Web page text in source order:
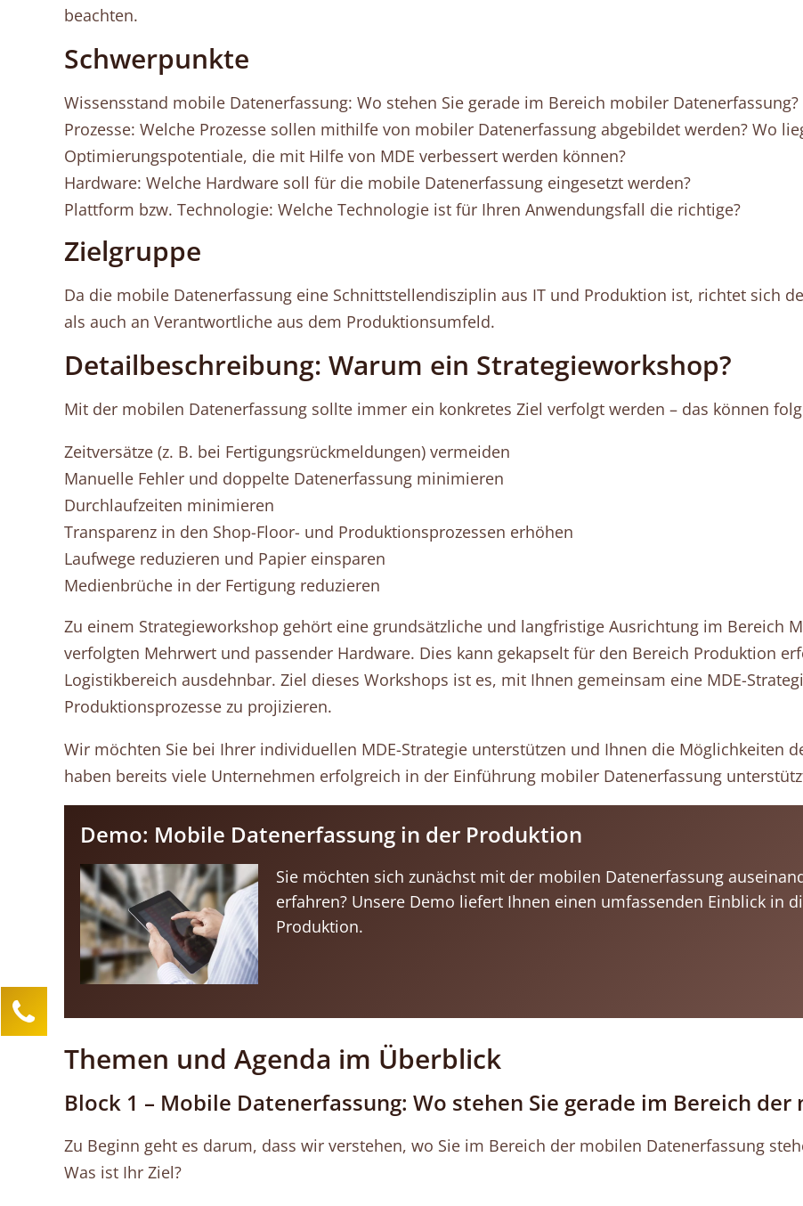
beachten.
Schwerpunkte
Wissensstand mobile Datenerfassung: Wo stehen Sie gerade im Bereich mobiler Datenerfassung?
Prozesse: Welche Prozesse sollen mithilfe von mobiler Datenerfassung abgebildet werden? Wo
Optimierungspotentiale, die mit Hilfe von MDE verbessert werden können?
Hardware: Welche Hardware soll für die mobile Datenerfassung eingesetzt werden?
Plattform bzw. Technologie: Welche Technologie ist für Ihren Anwendungsfall die richtige?
Zielgruppe
Da die mobile Datenerfassung eine Schnittstellendisziplin aus IT und Produktion ist, richtet sich
als auch an Verantwortliche aus dem Produktionsumfeld.
Detailbeschreibung: Warum ein Strategieworkshop?
Mit der mobilen Datenerfassung sollte immer ein konkretes Ziel verfolgt werden – das können
Zeitversätze (z. B. bei Fertigungsrückmeldungen) vermeiden
Manuelle Fehler und doppelte Datenerfassung minimieren
Durchlaufzeiten minimieren
Transparenz in den Shop-Floor- und Produktionsprozessen erhöhen
Laufwege reduzieren und Papier einsparen
Medienbrüche in der Fertigung reduzieren
Zu einem Strategieworkshop gehört eine grundsätzliche und langfristige Ausrichtung im Bereich
verfolgten Mehrwert und passender Hardware. Dies kann gekapselt für den Bereich Produktion
Logistikbereich ausdehnbar. Ziel dieses Workshops ist es, mit Ihnen gemeinsam eine MDE-
Produktionsprozesse zu projizieren.
Wir möchten Sie bei Ihrer individuellen MDE-Strategie unterstützen und Ihnen die Möglichkeiten
haben bereits viele Unternehmen erfolgreich in der Einführung mobiler Datenerfassung
Demo: Mobile Datenerfassung in der Produktion
Sie möchten sich zunächst mit der mobilen Datenerfassung
erfahren? Unsere Demo liefert Ihnen einen umfassenden Einblick in
Produktion.
Themen und Agenda im Überblick
Block 1 – Mobile Datenerfassung: Wo stehen Sie gerade im Bereich
Zu Beginn geht es darum, dass wir verstehen, wo Sie im Bereich der mobilen Datenerfassung
Was ist Ihr Ziel?
Kundenservice
0211 946 285 72-40
lea.sittermann@mind-logistik.de
Ihre Anfrage